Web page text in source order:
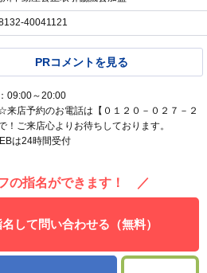
40041121
PRコメントを見る
09:00～20:00
来店予約のお電話は【０１２０－０２７－２
！ご来店心よりお待ちしております。
は24時間受付
の指名ができます！ ／
して問い合わせる（無料）